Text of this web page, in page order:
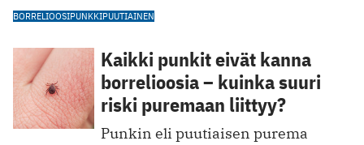
BORRELIOOSIPUNKKIPUUTIAINEN
Kaikki punkit eivät kanna
borrelioosia – kuinka suuri
riski puremaan liittyy?
Punkin eli puutiaisen purema